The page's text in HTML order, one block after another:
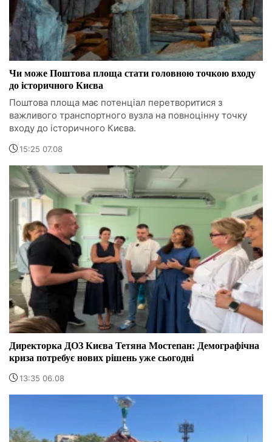
Чи може Поштова площа стати головною точкою входу
до історичного Києва
Поштова площа має потенціал перетворитися з
важливого транспортного вузла на повноцінну точку
входу до історичного Києва.
15:25 07.08
Директорка ДОЗ Києва Тетяна Мостепан: Демографічна
криза потребує нових рішень уже сьогодні
13:35 06.08